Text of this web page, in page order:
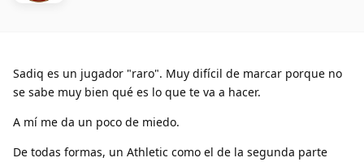
Sadiq es un jugador "raro". Muy difícil de marcar porque no
se sabe muy bien qué es lo que te va a hacer.
A mí me da un poco de miedo.
De todas formas, un Athletic como el de la segunda parte